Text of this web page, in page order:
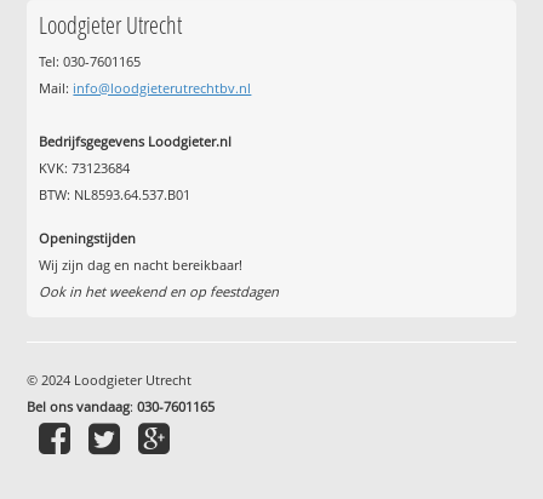
Loodgieter Utrecht
Tel: 030-7601165
Mail: info@loodgieterutrechtbv.nl
Bedrijfsgegevens Loodgieter.nl
KVK: 73123684
BTW: NL8593.64.537.B01
Openingstijden
Wij zijn dag en nacht bereikbaar!
Ook in het weekend en op feestdagen
© 2024 Loodgieter Utrecht
Bel ons vandaag:030-7601165